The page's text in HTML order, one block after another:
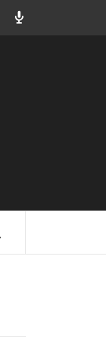
Podcast